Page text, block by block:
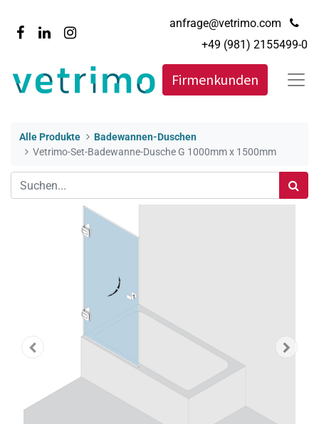
anfrage@vetrimo.com
+49 (981) 2155499-0
Firmenkunden
Alle Produkte
Badewannen-Duschen
Vetrimo-Set-Badewanne-Dusche G 1000mm x 1500mm